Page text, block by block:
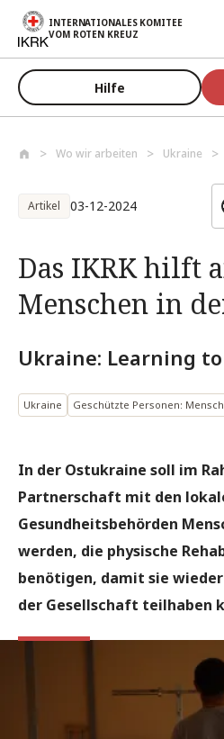
Direkt zum Inhalt
INTERNATIONALES KOMITEE
VOM ROTEN KREUZ
Hilfe
Wo wir arbeiten Ukraine
Artikel 03-12-2024
Das IKRK hilft
Menschen in
Ukraine: Learning
Ukraine Geschützte Personen:
In der Ostukraine soll im
Partnerschaft mit den
Gesundheitsbehörden
werden, die physische
benötigen, damit sie
der Gesellschaft teilhaben